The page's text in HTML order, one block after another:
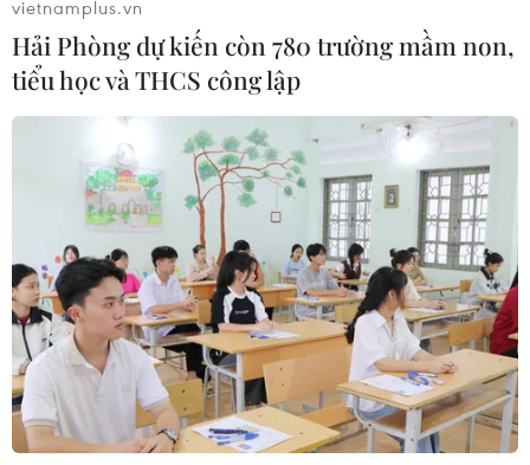
vietnamplus.vn
Hải Phòng dự kiến còn 780 trường mầm non,
tiểu học và THCS công lập